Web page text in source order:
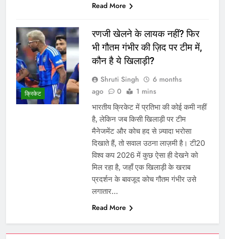
Read More
क्रिकेट
रणजी खेलने के लायक नहीं? फिर
भी गौतम गंभीर की ज़िद पर टीम में,
कौन है ये खिलाड़ी?
Shruti Singh
6 months
ago
0 1 mins
भारतीय क्रिकेट में प्रतिभा की कोई कमी नहीं
है, लेकिन जब किसी खिलाड़ी पर टीम
मैनेजमेंट और कोच हद से ज़्यादा भरोसा
दिखाते हैं, तो सवाल उठना लाज़मी है। टी20
विश्व कप 2026 में कुछ ऐसा ही देखने को
मिल रहा है, जहाँ एक खिलाड़ी के खराब
प्रदर्शन के बावजूद कोच गौतम गंभीर उसे
लगातार…
Read More